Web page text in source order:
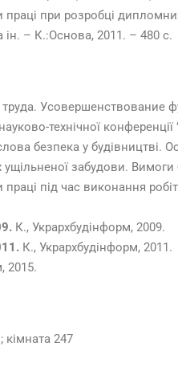
праці при розробці
– К.:Основа, 2011. – 480 с.
Усовершенствование
технічної
безпека у будівництві.
забудови.
праці під час виконання
К., Укрархбудінформ, 2009.
К., Укрархбудінформ, 2011.
2015.
кімната 247